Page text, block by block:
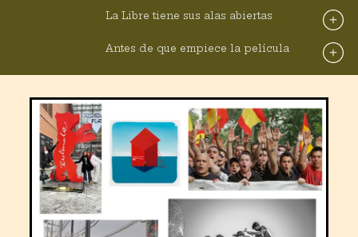
La Libre tiene sus alas abiertas
Antes de que empiece la película